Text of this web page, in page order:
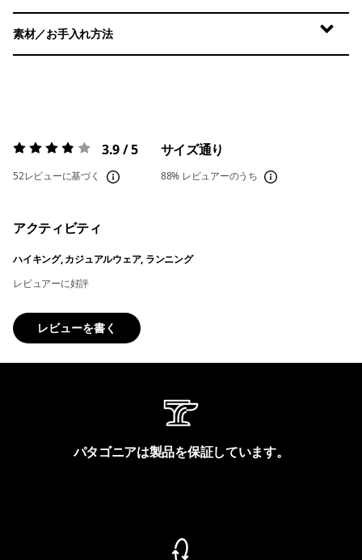
素材／お手入れ方法
評価:3.9 / 5 3.9 / 5
52レビューに基づく
サイズ通り
88% レビュアーのうち
アクティビティ
ハイキング, カジュアルウェア, ランニング
レビュアーに好評
レビューを書く
パタゴニアは製品を保証しています。